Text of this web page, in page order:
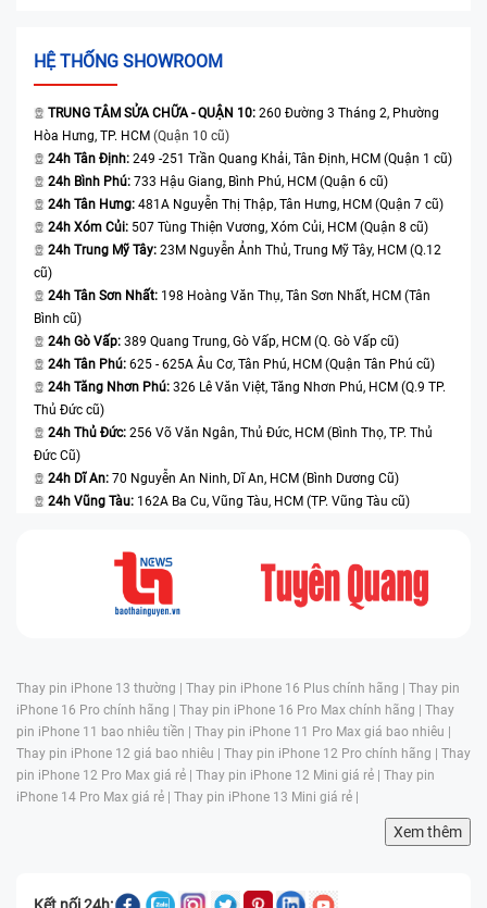
HỆ THỐNG SHOWROOM
TRUNG TÂM SỬA CHỮA - QUẬN 10: 260 Đường 3 Tháng 2, Phường
Hòa Hưng, TP. HCM (Quận 10 cũ)
24h Tân Định: 249 -251 Trần Quang Khải, Tân Định, HCM (Quận 1 cũ)
24h Bình Phú: 733 Hậu Giang, Bình Phú, HCM (Quận 6 cũ)
24h Tân Hưng: 481A Nguyễn Thị Thập, Tân Hưng, HCM (Quận 7 cũ)
24h Xóm Củi: 507 Tùng Thiện Vương, Xóm Củi, HCM (Quận 8 cũ)
24h Trung Mỹ Tây: 23M Nguyễn Ảnh Thủ, Trung Mỹ Tây, HCM (Q.12
cũ)
24h Tân Sơn Nhất: 198 Hoàng Văn Thụ, Tân Sơn Nhất, HCM (Tân
Bình cũ)
24h Gò Vấp: 389 Quang Trung, Gò Vấp, HCM (Q. Gò Vấp cũ)
24h Tân Phú: 625 - 625A Âu Cơ, Tân Phú, HCM (Quận Tân Phú cũ)
24h Tăng Nhơn Phú: 326 Lê Văn Việt, Tăng Nhơn Phú, HCM (Q.9 TP.
Thủ Đức cũ)
24h Thủ Đức: 256 Võ Văn Ngân, Thủ Đức, HCM (Bình Thọ, TP. Thủ
Đức Cũ)
24h Dĩ An: 70 Nguyễn An Ninh, Dĩ An, HCM (Bình Dương Cũ)
24h Vũng Tàu: 162A Ba Cu, Vũng Tàu, HCM (TP. Vũng Tàu cũ)
Thay pin iPhone 13 thường | Thay pin iPhone 16 Plus chính hãng | Thay pin
iPhone 16 Pro chính hãng | Thay pin iPhone 16 Pro Max chính hãng | Thay
pin iPhone 11 bao nhiêu tiền | Thay pin iPhone 11 Pro Max giá bao nhiêu |
Thay pin iPhone 12 giá bao nhiêu | Thay pin iPhone 12 Pro chính hãng | Thay
pin iPhone 12 Pro Max giá rẻ | Thay pin iPhone 12 Mini giá rẻ | Thay pin
iPhone 14 Pro Max giá rẻ | Thay pin iPhone 13 Mini giá rẻ |
Xem thêm